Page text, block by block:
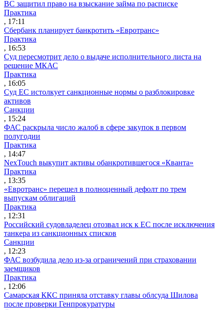
ВС защитил право на взыскание займа по расписке
Практика
, 17:11
Сбербанк планирует банкротить «Евротранс»
Практика
, 16:53
Суд пересмотрит дело о выдаче исполнительного листа на
решение МКАС
Практика
, 16:05
Суд ЕС истолкует санкционные нормы о разблокировке
активов
Санкции
, 15:24
ФАС раскрыла число жалоб в сфере закупок в первом
полугодии
Практика
, 14:47
NexTouch выкупит активы обанкротившегося «Кванта»
Практика
, 13:35
«Евротранс» перешел в полноценный дефолт по трем
выпускам облигаций
Практика
, 12:31
Российский судовладелец отозвал иск к ЕС после исключения
танкера из санкционных списков
Санкции
, 12:23
ФАС возбудила дело из-за ограничений при страховании
заемщиков
Практика
, 12:06
Самарская ККС приняла отставку главы облсуда Шилова
после проверки Генпрокуратуры